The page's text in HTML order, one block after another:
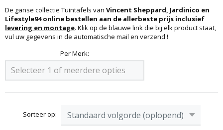
De ganse collectie Tuintafels van Vincent Sheppard, Jardinico en
Lifestyle94 online bestellen aan de allerbeste prijs inclusief
levering en montage. Klik op de blauwe link die bij elk product staat,
vul uw gegevens in de automatische mail en verzend !
Per Merk:
Selecteer 1 of meerdere opties
Sorteer op: